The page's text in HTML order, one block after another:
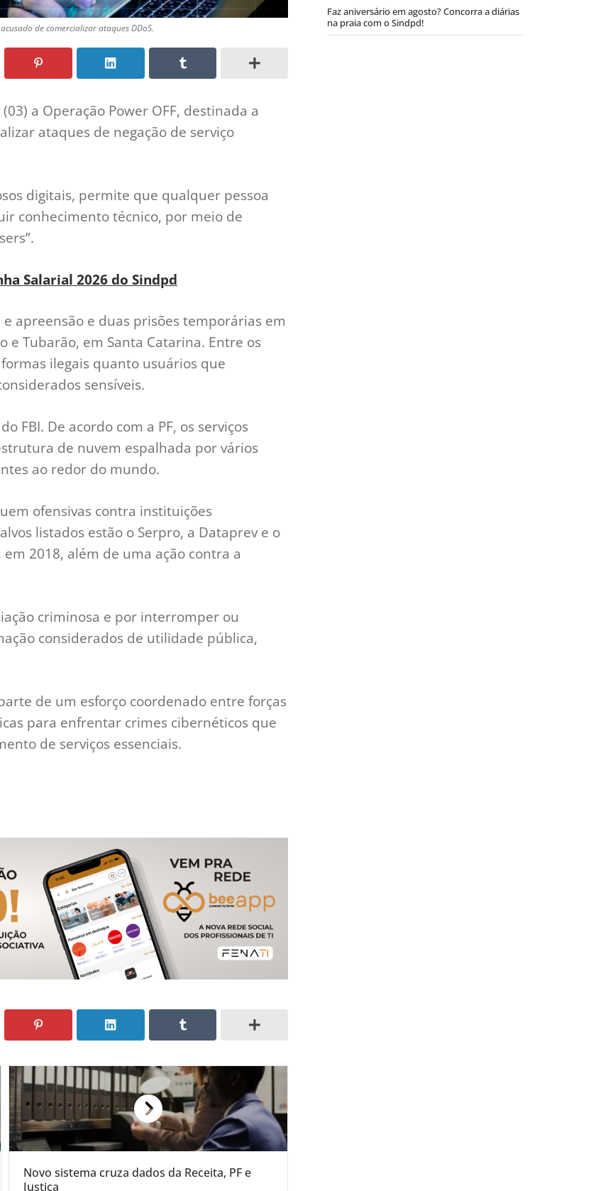
de comercializar ataques DDoS.
a Operação Power OFF, destinada a
ataques de negação de serviço
digitais, permite que qualquer pessoa
conhecimento técnico, por meio de
Salarial 2026 do Sindpd
apreensão e duas prisões temporárias em
e Tubarão, em Santa Catarina. Entre os
ilegais quanto usuários que
sensíveis.
FBI. De acordo com a PF, os serviços
de nuvem espalhada por vários
ao redor do mundo.
ofensivas contra instituições
listados estão o Serpro, a Dataprev e o
2018, além de uma ação contra a
criminosa e por interromper ou
considerados de utilidade pública,
de um esforço coordenado entre forças
para enfrentar crimes cibernéticos que
de serviços essenciais.
Novo sistema cruza dados da Receita, PF e
Justiça
Faz aniversário em agosto? Concorra a diárias
na praia com o Sindpd!